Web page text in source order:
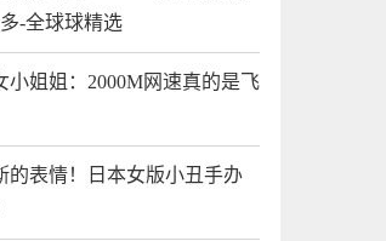
-全球球精选
小姐姐：2000M网速真的是飞
的表情！日本女版小丑手办